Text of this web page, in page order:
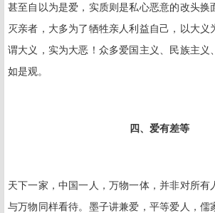
甚至自以为是爱，实质则是私心恶意的改头换
灭亲者，大多为了牺牲亲人利益自己，以大义
谓大义，实为大恶！众多爱国主义、民族主义
如是观。
四、爱有差等
天下一家，中国一人，万物一体，并非对所有
与万物同样看待。墨子讲兼爱，平等爱人，儒